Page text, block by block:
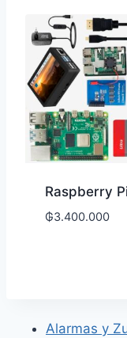
Raspberry
₲3.400.000
Alarmas y